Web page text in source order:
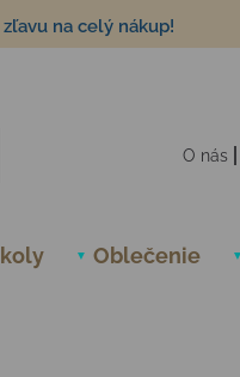
na celý nákup!
O nás
Oblečenie